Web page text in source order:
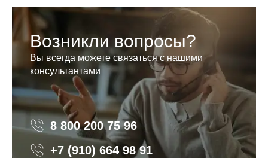
Возникли вопросы?
Вы всегда можете связаться с нашими
консультантами
8 800 200 75 96 8 800 200 75 96
+7 (910) 664 98 91